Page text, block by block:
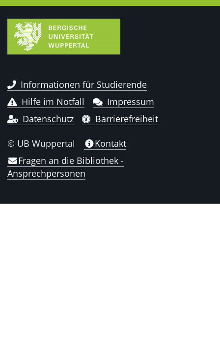
Informationen für Studierende
Hilfe im Notfall
Impressum
Datenschutz
Barrierefreiheit
© UB Wuppertal
Kontakt
Fragen an die Bibliothek -
Ansprechpersonen